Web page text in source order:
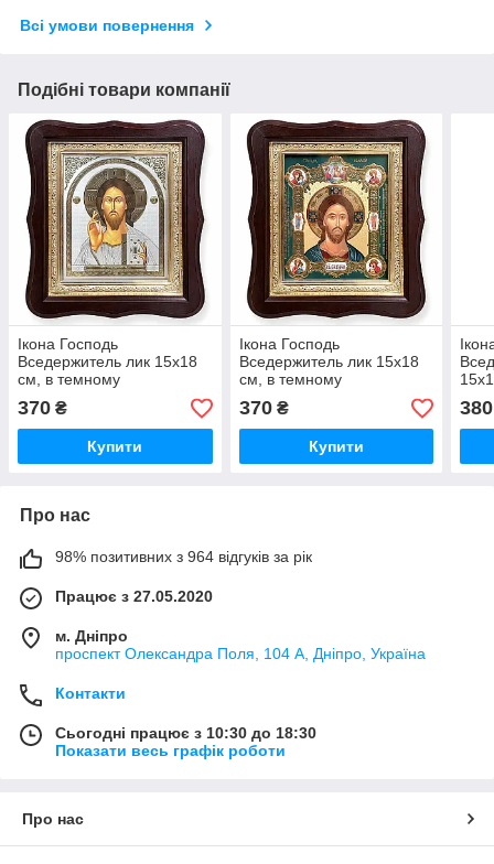
Всі умови повернення
Подібні товари компанії
Ікона Господь
Вседержитель лик 15х18
см, в темному
дерев'яному кіоті, тип 2,
11774
370 ₴
Купити
Ікона Господь
Вседержитель лик 15х18
см, в темному
дерев'яному кіоті, тип 2,
11697
370₴
Купити
380
Про нас
98% позитивних з 964 відгуків за рік
Працює з 27.05.2020
м. Дніпро
проспект Олександра Поля, 104 А, Дніпро, Україна
Контакти
Сьогодні працює з 10:30 до 18:30
Показати весь графік роботи
Про нас